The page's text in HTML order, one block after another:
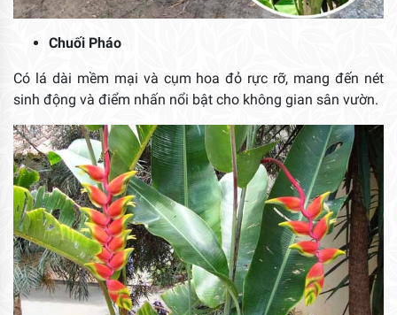
Chuối Pháo
Có lá dài mềm mại và cụm hoa đỏ rực rỡ, mang đến nét
sinh động và điểm nhấn nổi bật cho không gian sân vườn.